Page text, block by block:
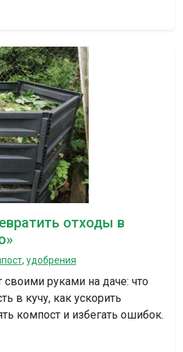
отходы в
, удобрения
своими руками на даче: что
в кучу, как ускорить
компост и избегать ошибок.